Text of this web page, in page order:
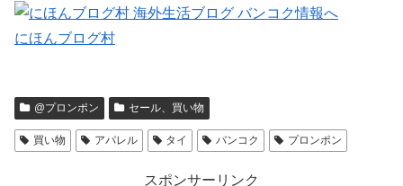
にほんブログ村
@プロンポン セール、買い物
買い物 アパレル タイ バンコク プロンポン
スポンサーリンク